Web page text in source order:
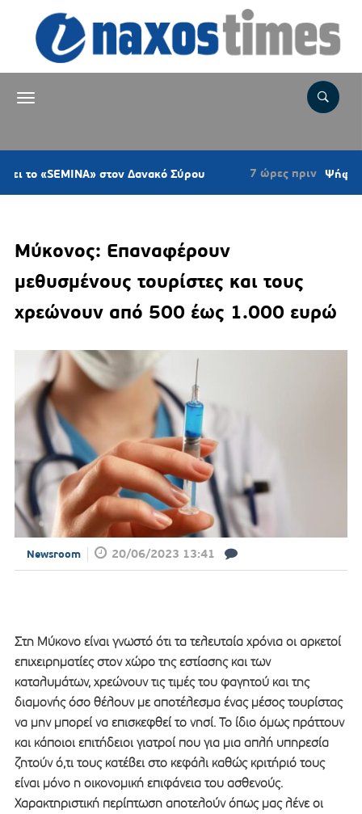
στον Δανακό Σύρου 7 ώρες πριν Ψήφισμα του
Μύκονος: Επαναφέρουν
μεθυσμένους τουρίστες και τους
χρεώνουν από 500 έως 1.000 ευρώ
Newsroom 20/06/2023 13:41
Στη Μύκονο είναι γνωστό ότι τα τελευταία χρόνια οι αρκετοί
επιχειρηματίες στον χώρο της εστίασης και των
καταλυμάτων, χρεώνουν τις τιμές του φαγητού και της
διαμονής όσο θέλουν με αποτέλεσμα ένας μέσος τουρίστας
να μην μπορεί να επισκεφθεί το νησί. Το ίδιο όμως πράττουν
και κάποιοι επιτήδειοι γιατροί που για μια απλή υπηρεσία
ζητούν ό,τι τους κατέβει στο κεφάλι καθώς κριτήριό τους
είναι μόνο η οικονομική επιφάνεια του ασθενούς.
Χαρακτηριστική περίπτωση αποτελούν όπως μας λένε οι